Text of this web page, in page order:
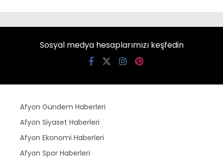
Sosyal medya hesaplarımızı keşfedin
Afyon Gündem Haberleri
Afyon Siyaset Haberleri
Afyon Ekonomi Haberleri
Afyon Spor Haberleri